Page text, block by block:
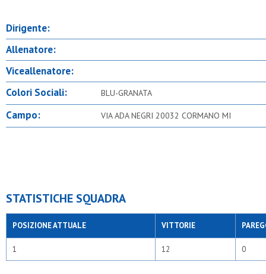
Dirigente:
Allenatore:
Viceallenatore:
Colori Sociali:
BLU-GRANATA
Campo: VIA ADA NEGRI 20032 CORMANO MI
STATISTICHE SQUADRA
POSIZIONE ATTUALE VITTORIE
1 12 0